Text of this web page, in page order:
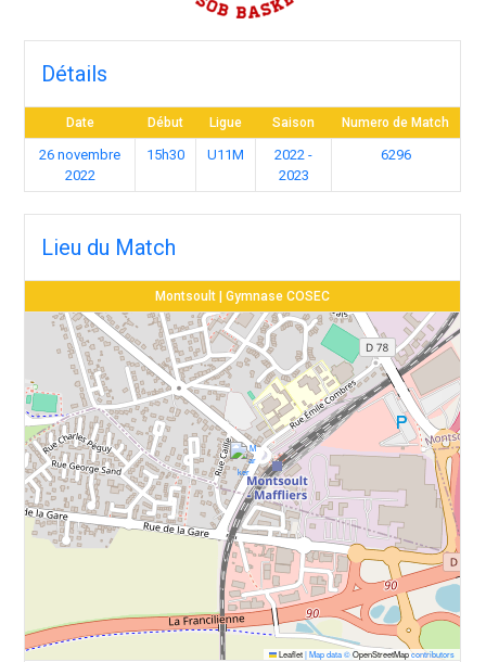
Détails
Date Début Ligue Saison Numero de Match
26 novembre
2022
15h30 U11M
2022 -
2023
6296
Lieu du Match
Montsoult | Gymnase COSEC
Leaflet |Map data ©OpenStreetMapcontributors